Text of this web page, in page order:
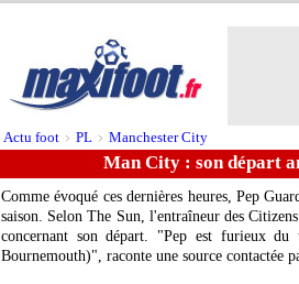
Actu foot > PL > Manchester City
Man City : son départ
Comme évoqué ces dernières heures, Pep
saison. Selon The Sun, l'entraîneur des
concernant son départ. "Pep est furieux
Bournemouth)", raconte une source contactée